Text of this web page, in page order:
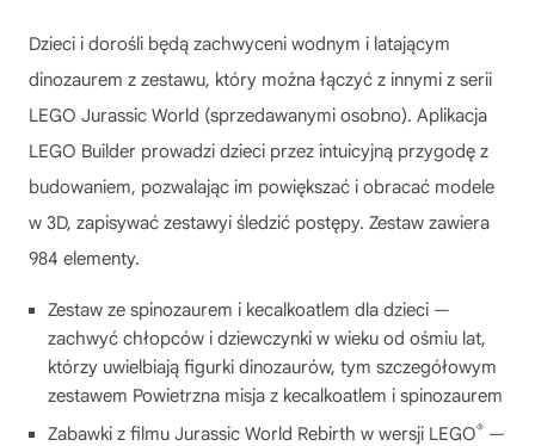
Dzieci i dorośli będą zachwyceni wodnym i latającym
dinozaurem z zestawu, który można łączyć z innymi z serii
LEGO Jurassic World (sprzedawanymi osobno). Aplikacja
LEGO Builder prowadzi dzieci przez intuicyjną przygodę z
budowaniem, pozwalając im powiększać i obracać modele
w 3D, zapisywać zestawyi śledzić postępy. Zestaw zawiera
984 elementy.
Zestaw ze spinozaurem i kecalkoatlem dla dzieci —
zachwyć chłopców i dziewczynki w wieku od ośmiu lat,
którzy uwielbiają figurki dinozaurów, tym szczegółowym
zestawem Powietrzna misja z kecalkoatlem i spinozaurem
Zabawki z filmu Jurassic World Rebirth w wersji LEGO® —